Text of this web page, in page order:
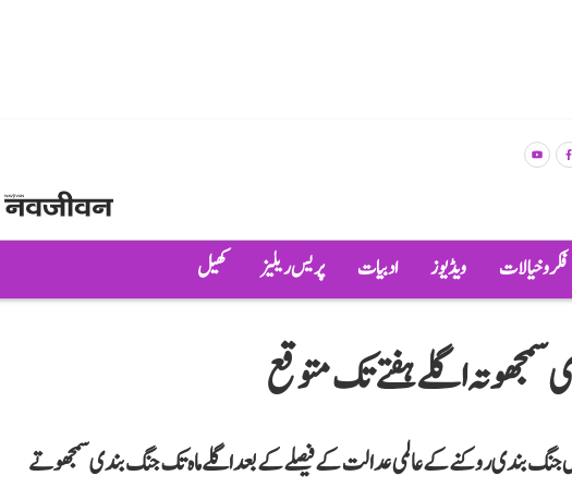
فکر و خیالات ویڈیوز ادبیات پریس ریلیز کھیل
اگلے ہفتے تک متوقع
حماس جنگ بندی روکنے کے عالمی عدالت کے فیصلے کے بعد اگلے ماہ تک جنگ بندی سمجھوتے